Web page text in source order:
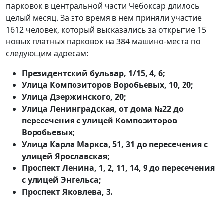
парковок в центральной части Чебоксар длилось
целый месяц. За это время в нем приняли участие
1612 человек, который высказались за открытие 15
новых платных парковок на 384 машино-места по
следующим адресам:
Президентский бульвар, 1/15, 4, 6;
Улица Композиторов Воробьевых, 10, 20;
Улица Дзержинского, 20;
Улица Ленинградская, от дома №22 до
пересечения с улицей Композиторов
Воробьевых;
Улица Карла Маркса, 51, 31 до пересечения с
улицей Ярославская;
Проспект Ленина, 1, 2, 11, 14, 9 до пересечения
с улицей Энгельса;
Проспект Яковлева, 3.